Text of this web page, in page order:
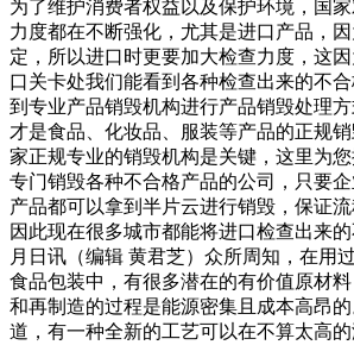
为了维护消费者权益以及保护环境，国
力度都在不断强化，尤其是进口产品，
定，所以进口时更要加大检查力度，这
口关卡处我们能看到各种检查出来的不
到专业产品销毁机构进行产品销毁处理
才是食品、化妆品、服装等产品的正规
家正规专业的销毁机构是关键，这里为
专门销毁各种不合格产品的公司，只要
产品都可以拿到半片云进行销毁，保证流
因此现在很多城市都能将进口检查出来
月日讯（编辑 黄君芝）众所周知，在用
食品包装中，有很多潜在的有价值原材
和再制造的过程是能源密集且成本高昂
道，有一种全新的工艺可以在不算太高